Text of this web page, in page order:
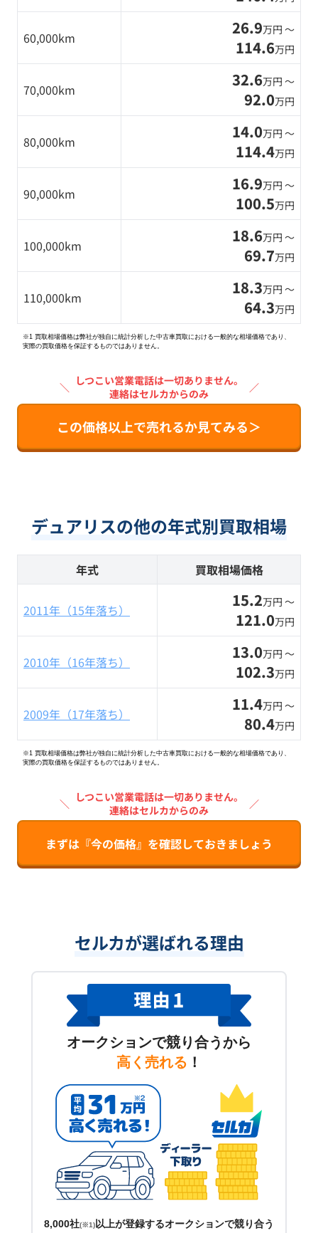
60,000km 26.9万円 〜
114.6万円
70,000km 32.6万円 〜
92.0万円
80,000km 14.0万円 〜
114.4万円
90,000km 16.9万円 〜
100.5万円
100,000km 18.6万円 〜
69.7万円
110,000km 18.3万円 〜
64.3万円
※1 買取相場価格は弊社が独自に統計分析した中古車買取における一般的な相場価格であり、
実際の買取価格を保証するものではありません。
＼ しつこい営業電話は一切ありません。
連絡はセルカからのみ
／
この価格以上で売れるか見てみる＞
デュアリスの他の年式別買取相場
年式 買取相場価格
2011年（15年落ち） 15.2万円 〜
121.0万円
2010年（16年落ち） 13.0万円 〜
102.3万円
2009年（17年落ち） 11.4万円 〜
80.4万円
※1 買取相場価格は弊社が独自に統計分析した中古車買取における一般的な相場価格であり、
実際の買取価格を保証するものではありません。
＼ しつこい営業電話は一切ありません。
連絡はセルカからのみ
／
まずは『今の価格』を確認しておきましょう
セルカが選ばれる理由
オークションで競り合うから
高く売れる ！
8,000社(※1) 以上が登録するオークションで競り合う